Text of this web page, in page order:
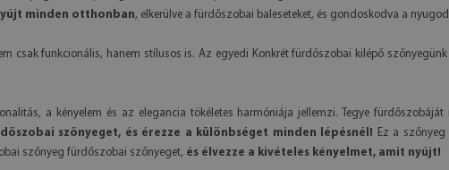
minden otthonban, elkerülve a fürdőszobai baleseteket, és gondoskodva a
csak funkcionális, hanem stílusos is. Az egyedi Konkrét fürdőszobai kilépő
a kényelem és az elegancia tökéletes harmóniája jellemzi. Tegye
szőnyeget, és érezze a különbséget minden lépésnél! Ez a
szőnyeg fürdőszobai szőnyeget, és élvezze a kivételes kényelmet, amit nyújt!